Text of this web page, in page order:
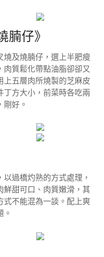
腩仔》
燒及燒腩仔，選上半肥瘦
質鬆化帶點油脂卻卻又
上五層肉所燒製的芝麻皮
方大小，前菜時各吃兩
好。
過橋灼熟的方式處理，
甜可口、肉質嫩滑，其
不能混為一談。配上爽